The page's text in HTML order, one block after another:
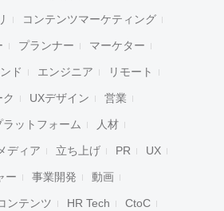
コンテンツマーケティング
プランナー マーケター
ド エンジニア リモート
ク UXデザイン 営業
ラットフォーム 人材
ディア 立ち上げ PR UX
ー 事業開発 動画
ンテンツ HR Tech CtoC